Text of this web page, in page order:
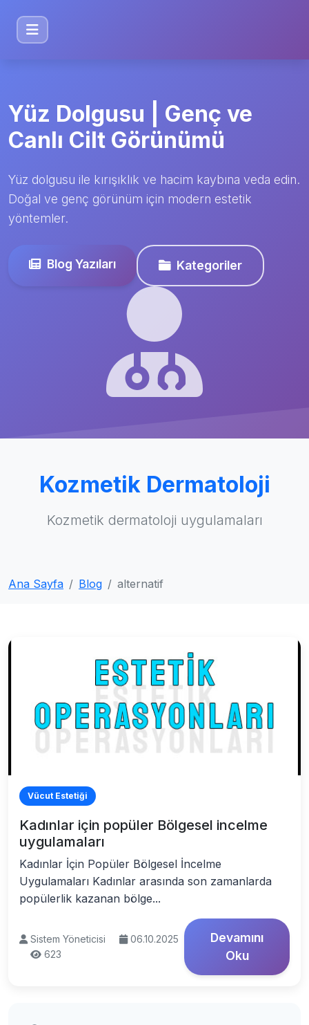
Yüz Dolgusu | Genç ve
Canlı Cilt Görünümü
Yüz dolgusu ile kırışıklık ve hacim kaybına veda edin.
Doğal ve genç görünüm için modern estetik
yöntemler.
Blog Yazıları Kategoriler
Kozmetik Dermatoloji
Kozmetik dermatoloji uygulamaları
Ana Sayfa Blog alternatif
Vücut Estetiği
Kadınlar için popüler Bölgesel incelme
uygulamaları
Kadınlar İçin Popüler Bölgesel İncelme
Uygulamaları Kadınlar arasında son zamanlarda
popülerlik kazanan bölge...
Sistem Yöneticisi
06.10.2025
623
Devamını
Oku